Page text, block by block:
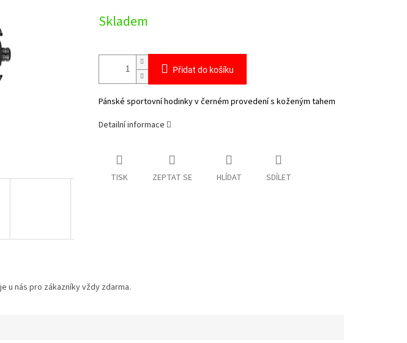
cena:
Skladem
Přidat do košíku
Pánské sportovní hodinky v černém provedení s koženým tahem
Detailní informace
TISK ZEPTAT SE HLÍDAT SDÍLET
u nás pro zákazníky vždy zdarma.